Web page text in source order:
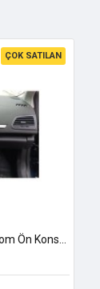
ÇOK SATILAN